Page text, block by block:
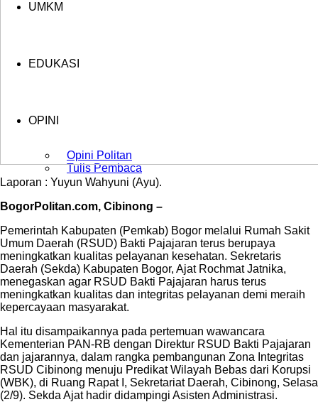
UMKM
EDUKASI
OPINI
Opini Politan
Tulis Pembaca
Laporan : Yuyun Wahyuni (Ayu).
BogorPolitan.com, Cibinong –
Pemerintah Kabupaten (Pemkab) Bogor melalui Rumah Sakit
Umum Daerah (RSUD) Bakti Pajajaran terus berupaya
meningkatkan kualitas pelayanan kesehatan. Sekretaris
Daerah (Sekda) Kabupaten Bogor, Ajat Rochmat Jatnika,
menegaskan agar RSUD Bakti Pajajaran harus terus
meningkatkan kualitas dan integritas pelayanan demi meraih
kepercayaan masyarakat.
Hal itu disampaikannya pada pertemuan wawancara
Kementerian PAN-RB dengan Direktur RSUD Bakti Pajajaran
dan jajarannya, dalam rangka pembangunan Zona Integritas
RSUD Cibinong menuju Predikat Wilayah Bebas dari Korupsi
(WBK), di Ruang Rapat I, Sekretariat Daerah, Cibinong, Selasa
(2/9). Sekda Ajat hadir didampingi Asisten Administrasi.